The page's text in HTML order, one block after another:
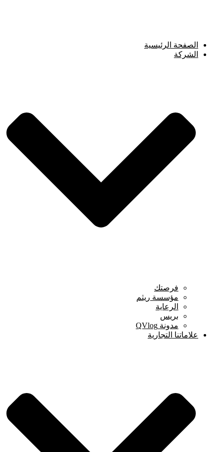
الصفحة الرئيسية
الشركة
فرصتك
مؤسسة ريثم
الرعاية
بريس
مدونة QVlog
علاماتنا التجارية